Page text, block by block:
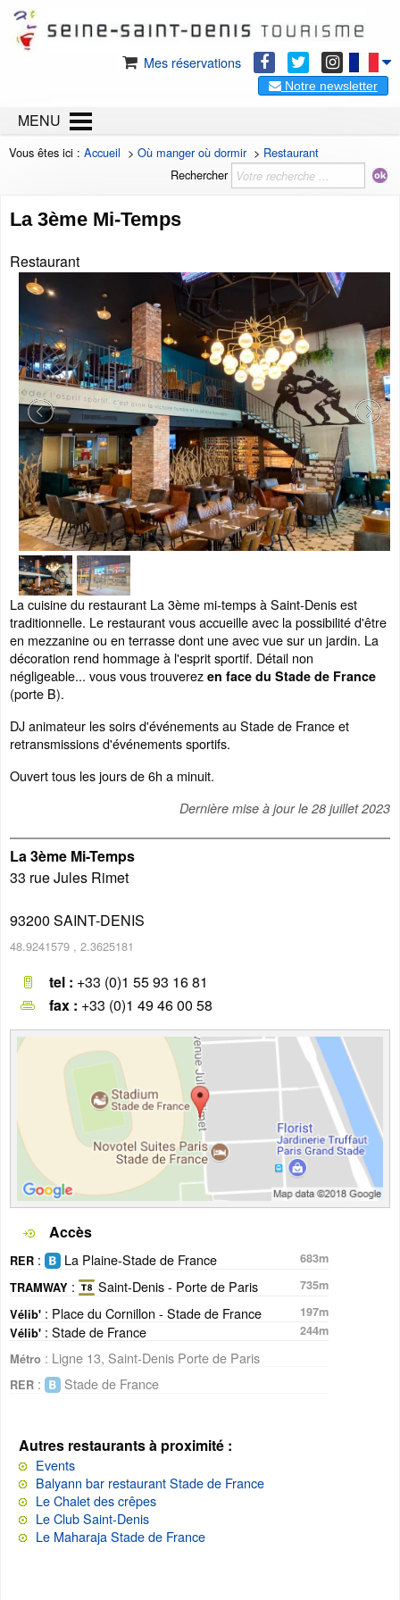
Mes réservations
Notre newsletter
MENU
Vous êtes ici : Accueil > Où manger où dormir> Restaurant
Rechercher
La 3ème Mi-Temps
Restaurant
La cuisine du restaurant La 3ème mi-temps à Saint-Denis est
traditionnelle. Le restaurant vous accueille avec la possibilité d'être
en mezzanine ou en terrasse dont une avec vue sur un jardin. La
décoration rend hommage à l'esprit sportif. Détail non
négligeable... vous vous trouverez en face du Stade de France
(porte B).
DJ animateur les soirs d'événements au Stade de France et
retransmissions d'événements sportifs.
Ouvert tous les jours de 6h a minuit.
Dernière mise à jour le 28 juillet 2023
La 3ème Mi-Temps
33 rue Jules Rimet
93200 SAINT-DENIS
48.9241579 , 2.3625181
tel : +33 (0)1 55 93 16 81
fax : +33 (0)1 49 46 00 58
Accès
RER : La Plaine-Stade de France
683m
TRAMWAY : Saint-Denis - Porte de Paris
735m
Vélib' : Place du Cornillon - Stade de France
197m
Vélib' : Stade de France
244m
Métro : Ligne 13, Saint-Denis Porte de Paris
RER : Stade de France
Autres restaurants à proximité :
Events
Balyann bar restaurant Stade de France
Le Chalet des crêpes
Le Club Saint-Denis
Le Maharaja Stade de France